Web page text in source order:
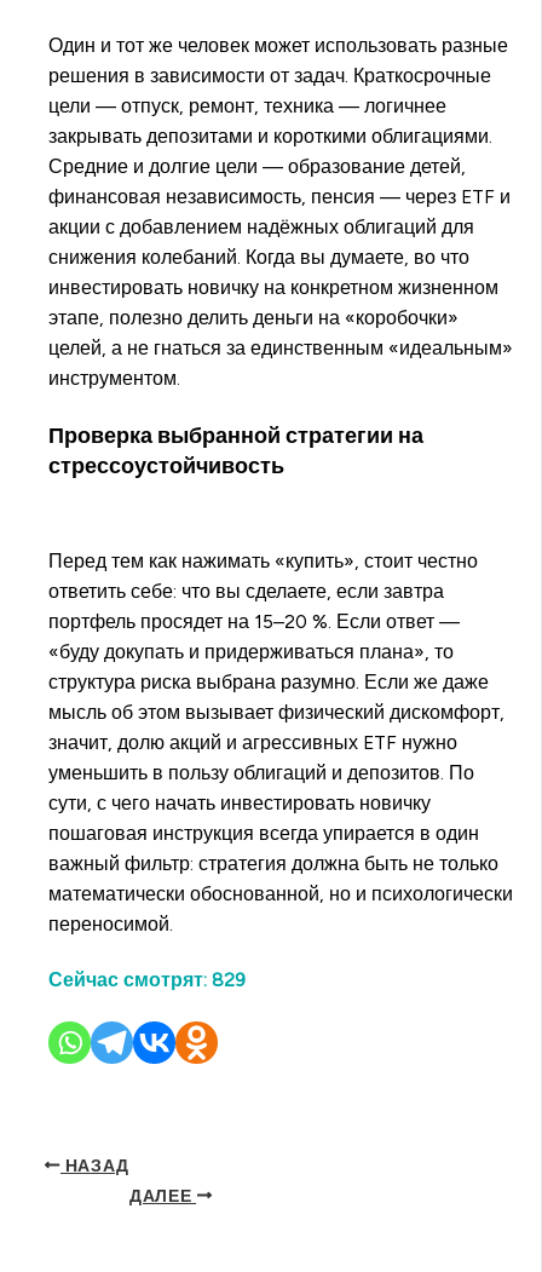
Один и тот же человек может использовать разные
решения в зависимости от задач. Краткосрочные
цели — отпуск, ремонт, техника — логичнее
закрывать депозитами и короткими облигациями.
Средние и долгие цели — образование детей,
финансовая независимость, пенсия — через ETF и
акции с добавлением надёжных облигаций для
снижения колебаний. Когда вы думаете, во что
инвестировать новичку на конкретном жизненном
этапе, полезно делить деньги на «коробочки»
целей, а не гнаться за единственным «идеальным»
инструментом.
Проверка выбранной стратегии на
стрессоустойчивость
Перед тем как нажимать «купить», стоит честно
ответить себе: что вы сделаете, если завтра
портфель просядет на 15–20 %. Если ответ —
«буду докупать и придерживаться плана», то
структура риска выбрана разумно. Если же даже
мысль об этом вызывает физический дискомфорт,
значит, долю акций и агрессивных ETF нужно
уменьшить в пользу облигаций и депозитов. По
сути, с чего начать инвестировать новичку
пошаговая инструкция всегда упирается в один
важный фильтр: стратегия должна быть не только
математически обоснованной, но и психологически
переносимой.
Сейчас смотрят: 829
НАЗАД
ДАЛЕЕ